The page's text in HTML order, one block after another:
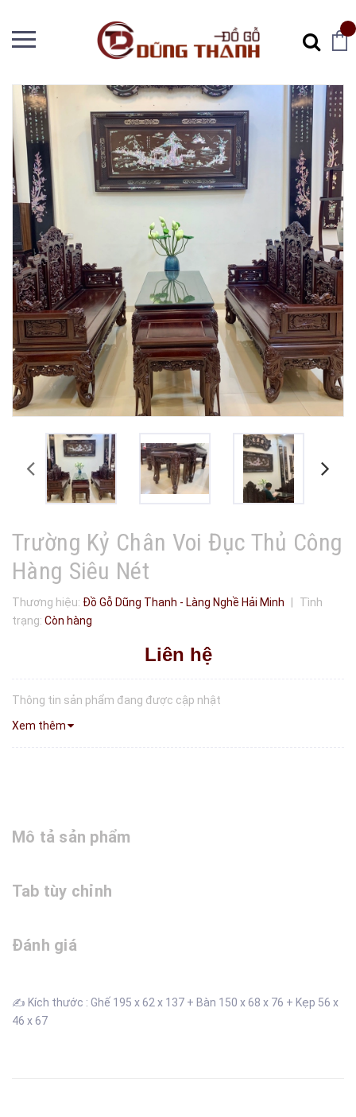
Trường Kỷ Chân Voi Đục Thủ Công
Hàng Siêu Nét
Thương hiệu: Đồ Gỗ Dũng Thanh - Làng Nghề Hải Minh
Tình
trạng: Còn hàng
Liên hệ
Thông tin sản phẩm đang được cập nhật
Xem thêm
Mô tả sản phẩm
Tab tùy chỉnh
Đánh giá
✍️ Kích thước : Ghế 195 x 62 x 137 + Bàn 150 x 68 x 76 + Kẹp 56 x
46 x 67